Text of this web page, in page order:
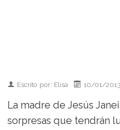
Escrito por: Elisa 10/01/
La madre de Jesús
sorpresas que tendrán